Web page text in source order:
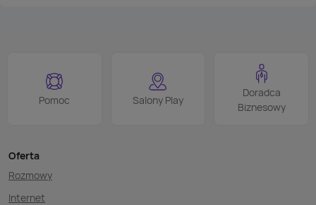
Pomoc Salony Play
Doradca
Biznesowy
Oferta
Rozmowy
Internet